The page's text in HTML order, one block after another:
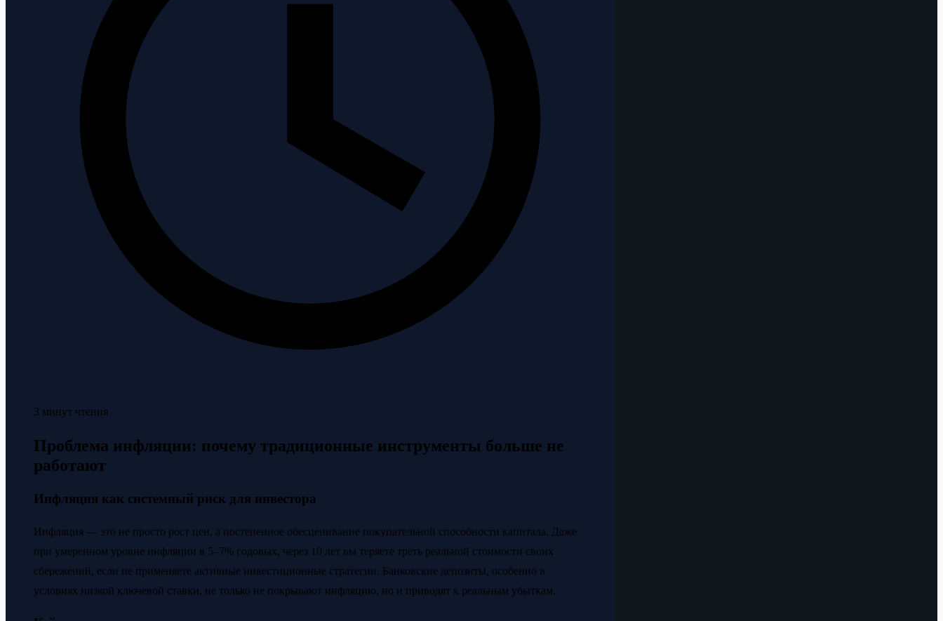
3 минут чтения
Проблема инфляции: почему традиционные инструменты больше не
работают
Инфляция как системный риск для инвестора
Инфляция — это не просто рост цен, а постепенное обесценивание покупательной способности капитала. Даже
при умеренном уровне инфляции в 5–7% годовых, через 10 лет вы теряете треть реальной стоимости своих
сбережений, если не применяете активные инвестиционные стратегии. Банковские депозиты, особенно в
условиях низкой ключевой ставки, не только не покрывают инфляцию, но и приводят к реальным убыткам.